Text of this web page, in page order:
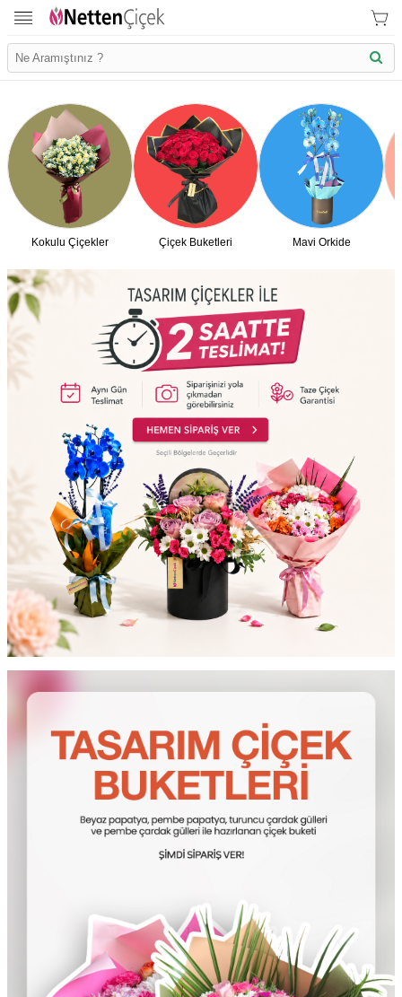
Kokulu Çiçekler Çiçek Buketleri Mavi Orkide
İletişim Bilgilerimiz
KVK Bilgilendirme
Ödeme Bllgileri
testt